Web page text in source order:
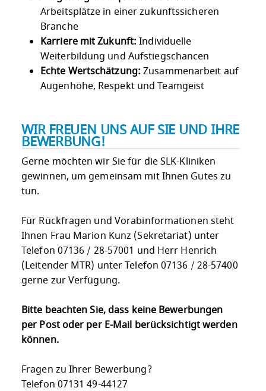
Arbeitsplätze in einer zukunftssicheren
Branche
Karriere mit Zukunft: Individuelle
Weiterbildung und Aufstiegschancen
Echte Wertschätzung: Zusammenarbeit auf
Augenhöhe, Respekt und Teamgeist
WIR FREUEN UNS AUF SIE UND IHRE
BEWERBUNG!
Gerne möchten wir Sie für die SLK-Kliniken
gewinnen, um gemeinsam mit Ihnen Gutes zu
tun.
Für Rückfragen und Vorabinformationen steht
Ihnen Frau Marion Kunz (Sekretariat) unter
Telefon 07136 / 28-57001 und Herr Henrich
(Leitender MTR) unter Telefon 07136 / 28-57400
gerne zur Verfügung.
Bitte beachten Sie, dass keine Bewerbungen
per Post oder per E-Mail berücksichtigt werden
können.
Fragen zu Ihrer Bewerbung?
Telefon 07131 49-44127